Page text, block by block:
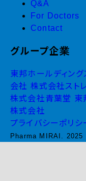
Q&A
For Doctors
Contact
グループ企業
東邦ホールディン
会社 株式会社スト
株式会社青葉堂 東
株式会社
プライバシーポリシ
Pharma MIRAI. 2025